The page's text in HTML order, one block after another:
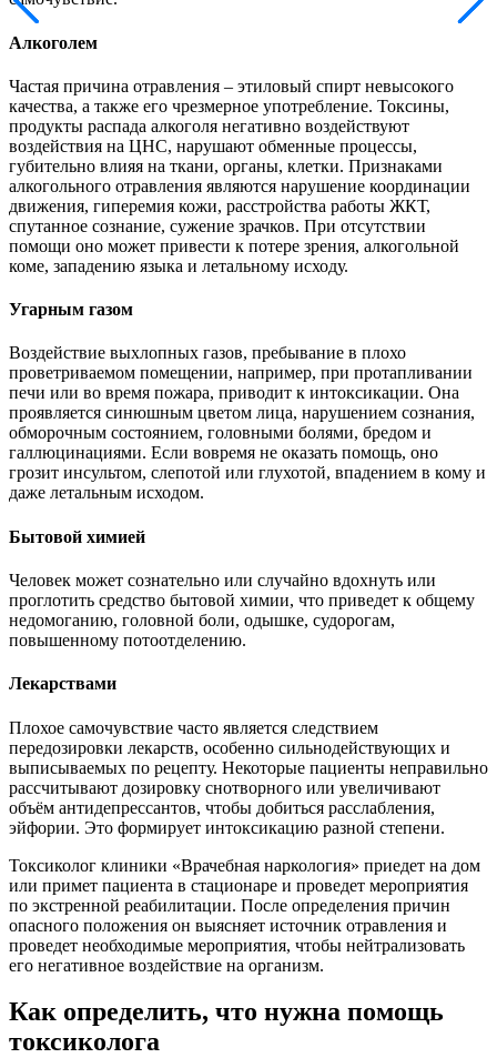
Алкоголем
Частая причина отравления – этиловый спирт невысокого
качества, а также его чрезмерное употребление. Токсины,
продукты распада алкоголя негативно воздействуют
воздействия на ЦНС, нарушают обменные процессы,
губительно влияя на ткани, органы, клетки. Признаками
алкогольного отравления являются нарушение координации
движения, гиперемия кожи, расстройства работы ЖКТ,
спутанное сознание, сужение зрачков. При отсутствии
помощи оно может привести к потере зрения, алкогольной
коме, западению языка и летальному исходу.
Угарным газом
Воздействие выхлопных газов, пребывание в плохо
проветриваемом помещении, например, при протапливании
печи или во время пожара, приводит к интоксикации. Она
проявляется синюшным цветом лица, нарушением сознания,
обморочным состоянием, головными болями, бредом и
галлюцинациями. Если вовремя не оказать помощь, оно
грозит инсультом, слепотой или глухотой, впадением в кому и
даже летальным исходом.
Бытовой химией
Человек может сознательно или случайно вдохнуть или
проглотить средство бытовой химии, что приведет к общему
недомоганию, головной боли, одышке, судорогам,
повышенному потоотделению.
Лекарствами
Плохое самочувствие часто является следствием
передозировки лекарств, особенно сильнодействующих и
выписываемых по рецепту. Некоторые пациенты неправильно
рассчитывают дозировку снотворного или увеличивают
объём антидепрессантов, чтобы добиться расслабления,
эйфории. Это формирует интоксикацию разной степени.
Токсиколог клиники «Врачебная наркология» приедет на дом
или примет пациента в стационаре и проведет мероприятия
по экстренной реабилитации. После определения причин
опасного положения он выясняет источник отравления и
проведет необходимые мероприятия, чтобы нейтрализовать
его негативное воздействие на организм.
Как определить, что нужна помощь
токсиколога